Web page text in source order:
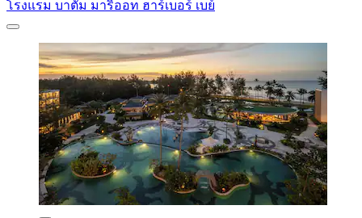
โรงแรม บาตัม มาริออท ฮาร์เบอร์ เบย์